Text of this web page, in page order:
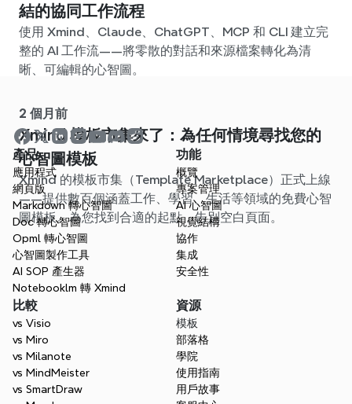
結的協同工作流程
使用 Xmind、Claude、ChatGPT、MCP 和 CLI 建立完
整的 AI 工作流——將零散的對話和來源檔案轉化為清
晰、可編輯的心智圖。
2 個月前
Xmind 模板市集來了：為任何情境尋找您的
心智圖模板
Xmind 的模板市集（Template Marketplace）正式上線
——提供數百個涵蓋工作、學習、生活等領域的免費心智
圖模板。為您找到合適的起點，告別空白頁面。
產品
應用程式
網頁版
Markdown 轉心智圖
Doc 轉心智圖
Opml 轉心智圖
心智圖製作工具
AI SOP 產生器
Notebooklm 轉 Xmind
功能
概覽
專案管理
AI 心智圖
視覺結構
協作
集成
安全性
比較
vs Visio
vs Miro
vs Milanote
vs MindMeister
vs SmartDraw
資源
模板
部落格
學院
使用指南
用戶故事